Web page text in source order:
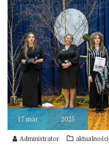
17mar 2025
Administrator aktualności